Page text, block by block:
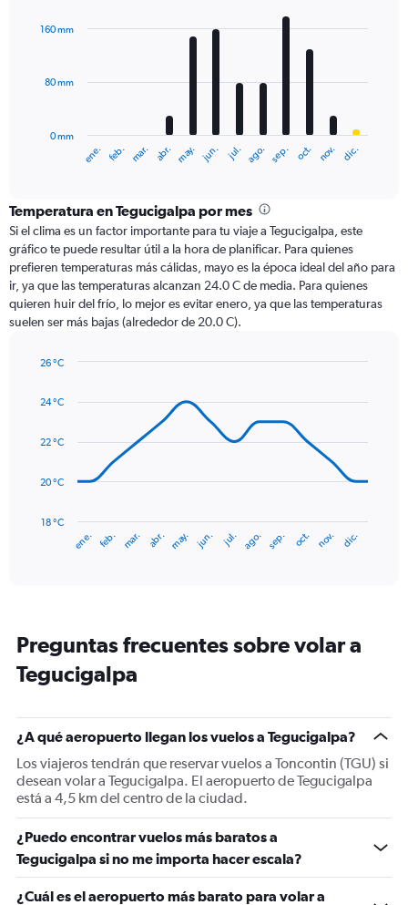
with
12
The
categories.
Range:
12
categories.
chart
has
1
axis
values.
ene. feb. mar. abr. may. jun. jul. ago. sep. oct. nov. dic.
0 mm
80 mm
160 mm
Temperatura en Tegucigalpa por mes
Si el clima es un factor importante para tu viaje a Tegucigalpa, este
gráfico te puede resultar útil a la hora de planificar. Para quienes
prefieren temperaturas más cálidas, mayo es la época ideal del año para
ir, ya que las temperaturas alcanzan 24.0 C de media. Para quienes
quieren huir del frío, lo mejor es evitar enero, ya que las temperaturas
suelen ser más bajas (alrededor de 20.0 C).
with
data
The
has
14
categories.
The
has
1
axis
displaying
values.
Range:
18
to
26.
ene. feb. mar. abr. may. jun. jul. ago. sep. oct. nov. dic.
18 °C
20 °C
22 °C
24 °C
26 °C
Preguntas frecuentes sobre volar a
Tegucigalpa
¿A qué aeropuerto llegan los vuelos a Tegucigalpa?
Los viajeros tendrán que reservar vuelos a Toncontin (TGU) si
desean volar a Tegucigalpa. El aeropuerto de Tegucigalpa
está a 4,5 km del centro de la ciudad.
¿Puedo encontrar vuelos más baratos a
Tegucigalpa si no me importa hacer escala?
¿Cuál es el aeropuerto más barato para volar a